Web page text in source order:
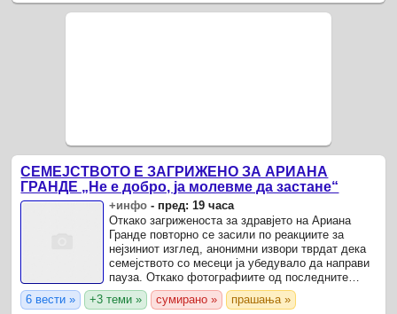
СЕМЕЈСТВОТО Е ЗАГРИЖЕНО ЗА АРИАНА
ГРАНДЕ „Не е добро, ја молевме да застане“
+инфо - пред: 19 часа
Откако загриженоста за здравјето на Ариана
Гранде повторно се засили по реакциите за
нејзиниот изглед, анонимни извори тврдат дека
семејството со месеци ја убедувало да направи
пауза. Откако фотографиите од последните
концерти и јавни појавувања повторно поттикнаа
дебата за ...
6 вести » +3 теми » сумирано » прашања »